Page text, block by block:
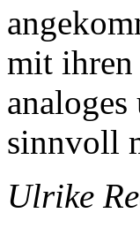
mit ihren
sinnvoll
Ulrike